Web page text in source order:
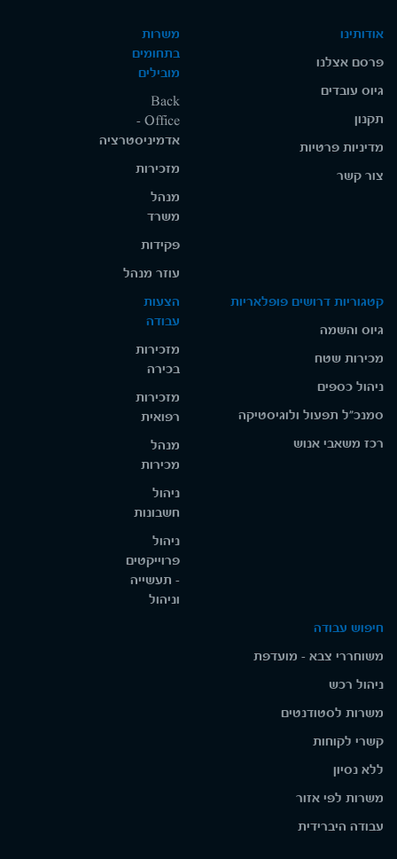
אודותינו
פרסם אצלנו
גיוס עובדים
תקנון
מדיניות פרטיות
צור קשר
משרות
בתחומים
מובילים
Back
Office -
אדמיניסטרציה
מזכירות
מנהל
משרד
פקידות
עוזר מנהל
קטגוריות דרושים פופלאריות
גיוס והשמה
מכירות שטח
ניהול כספים
סמנכ"ל תפעול ולוגיסטיקה
רכז משאבי אנוש
הצעות
עבודה
מזכירות
בכירה
מזכירות
רפואית
מנהל
מכירות
ניהול
חשבונות
ניהול
פרוייקטים
- תעשייה
וניהול
חיפוש עבודה
משוחררי צבא - מועדפת
ניהול רכש
משרות לסטודנטים
קשרי לקוחות
ללא נסיון
משרות לפי אזור
עבודה היברידית